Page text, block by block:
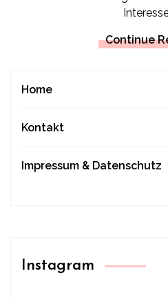
Continue
Home
Kontakt
Impressum & Datenschutz
Instagram